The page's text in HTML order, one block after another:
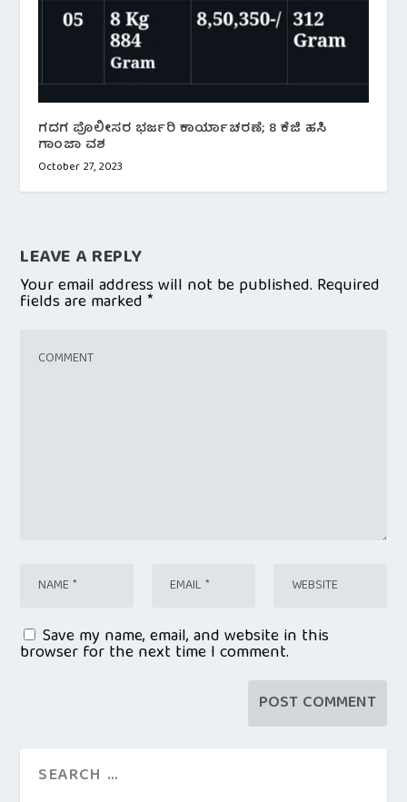
ಗದಗ ಪೊಲೀಸರ ಭರ್ಜರಿ ಕಾರ್ಯಾಚರಣೆ; 8 ಕೆಜಿ ಹಸಿ
ಗಾಂಜಾ ವಶ
October 27, 2023
LEAVE A REPLY
Your email address will not be published. Required
fields are marked*
Save my name, email, and website in this
browser for the next time I comment.